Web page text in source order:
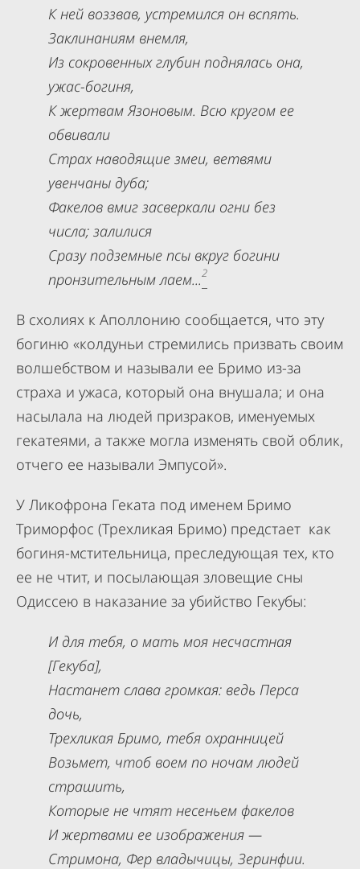
К ней воззвав, устремился он вспять.
Заклинаниям внемля,
Из сокровенных глубин поднялась она,
ужас-богиня,
К жертвам Язоновым. Всю кругом ее
обвивали
Страх наводящие змеи, ветвями
увенчаны дуба;
Факелов вмиг засверкали огни без
числа; залилися
Сразу подземные псы вкруг богини
пронзительным лаем...2
В схолиях к Аполлонию сообщается, что эту
богиню «колдуньи стремились призвать своим
волшебством и называли ее Бримо из-за
страха и ужаса, который она внушала; и она
насылала на людей призраков, именуемых
гекатеями, а также могла изменять свой облик,
отчего ее называли Эмпусой».
У Ликофрона Геката под именем Бримо
Триморфос (Трехликая Бримо) предстает как
богиня-мстительница, преследующая тех, кто
ее не чтит, и посылающая зловещие сны
Одиссею в наказание за убийство Гекубы:
И для тебя, о мать моя несчастная
[Гекуба],
Настанет слава громкая: ведь Перса
дочь,
Трехликая Бримо, тебя охранницей
Возьмет, чтоб воем по ночам людей
страшить,
Которые не чтят несеньем факелов
И жертвами ее изображения —
Стримона, Фер владычицы, Зеринфии.